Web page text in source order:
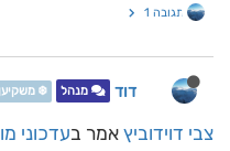
תגובה 1
דוד מנהל ❄️ משקיען
צבי דוידוביץ אמר בעדכוני